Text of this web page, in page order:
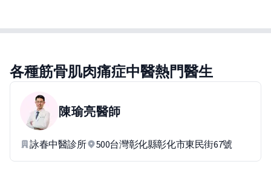
各種筋骨肌肉痛症中醫熱門醫生
陳瑜亮醫師
詠春中醫診所 500台灣彰化縣彰化市東民街67號